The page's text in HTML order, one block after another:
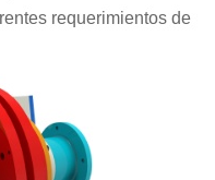
requerimientos de